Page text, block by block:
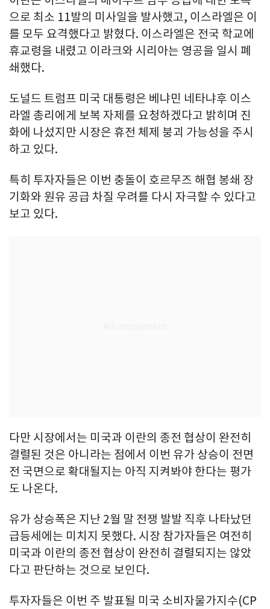
으로 최소 11발의 미사일을 발사했고, 이스라엘은 이
를 모두 요격했다고 밝혔다. 이스라엘은 전국 학교에
휴교령을 내렸고 이라크와 시리아는 영공을 일시 폐
쇄했다.
도널드 트럼프 미국 대통령은 베냐민 네타냐후 이스
라엘 총리에게 보복 자제를 요청하겠다고 밝히며 진
화에 나섰지만 시장은 휴전 체제 붕괴 가능성을 주시
하고 있다.
특히 투자자들은 이번 충돌이 호르무즈 해협 봉쇄 장
기화와 원유 공급 차질 우려를 다시 자극할 수 있다고
보고 있다.
다만 시장에서는 미국과 이란의 종전 협상이 완전히
결렬된 것은 아니라는 점에서 이번 유가 상승이 전면
전 국면으로 확대될지는 아직 지켜봐야 한다는 평가
도 나온다.
유가 상승폭은 지난 2월 말 전쟁 발발 직후 나타났던
급등세에는 미치지 못했다. 시장 참가자들은 여전히
미국과 이란의 종전 협상이 완전히 결렬되지는 않았
다고 판단하는 것으로 보인다.
투자자들은 이번 주 발표될 미국 소비자물가지수(CP